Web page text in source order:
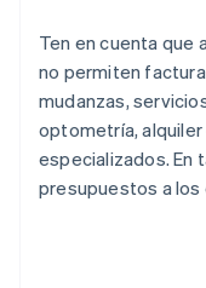
Ten en cuenta que
no permiten
mudanzas,
optometría,
especializados. En
presupuestos a los